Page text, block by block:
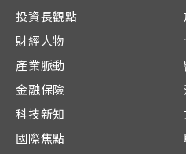
投資長觀點
財經人物
產業脈動
金融保險
科技新知
國際焦點